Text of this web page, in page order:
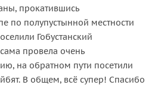
прокатившись
по полупустынной местности
Гобустанский
провела очень
на обратном пути посетили
В общем, всё супер! Спасибо